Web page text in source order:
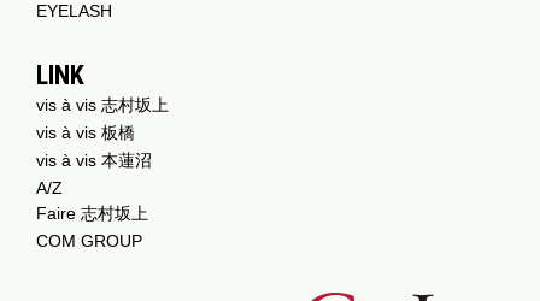
EYELASH
LINK
vis à vis 志村坂上
vis à vis 板橋
vis à vis 本蓮沼
A/Z
Faire 志村坂上
COM GROUP